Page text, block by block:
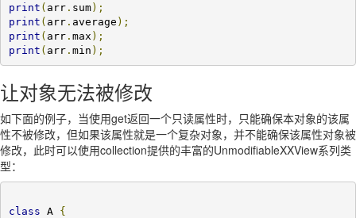
print ( arr. sum);
print ( arr. average );
print ( arr. max );
print ( arr. min );
让对象无法被修改
如下面的例子，当使用get返回一个只读属性时，只能确保本对象的该属
性不被修改，但如果该属性就是一个复杂对象，并不能确保该属性对象被
修改，此时可以使用collection提供的丰富的UnmodifiableXXView系列类
型：
class A {